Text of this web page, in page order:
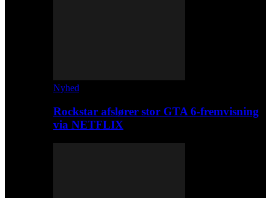
Nyhed
Rockstar afslører stor GTA 6-fremvisning
via NETFLIX